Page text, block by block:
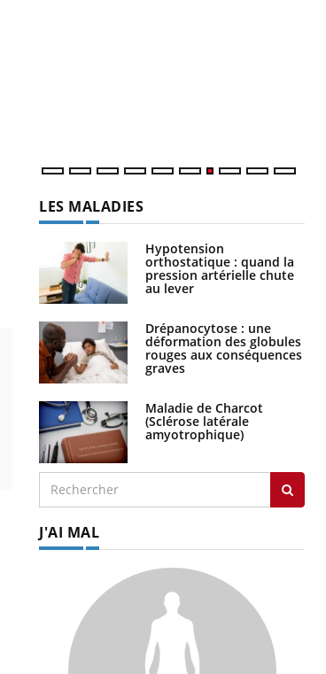
LES MALADIES
Hypotension
orthostatique : quand la
pression artérielle chute
au lever
Drépanocytose : une
déformation des globules
rouges aux conséquences
graves
Maladie de Charcot
(Sclérose latérale
amyotrophique)
J'AI MAL